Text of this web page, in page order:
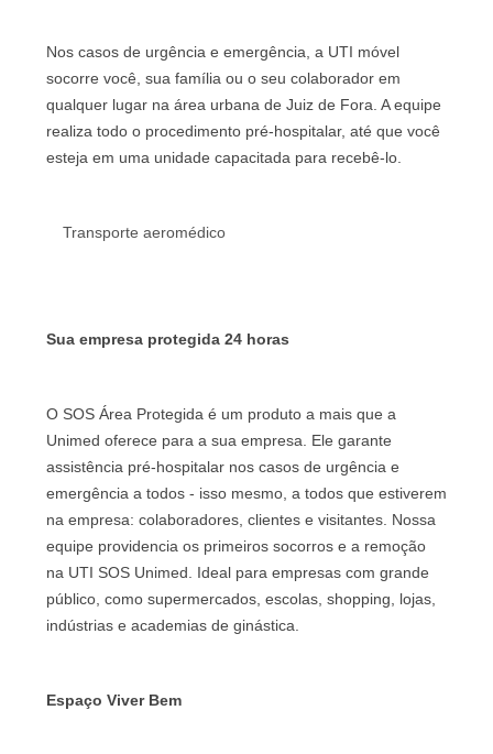
Nos casos de urgência e emergência, a UTI móvel
socorre você, sua família ou o seu colaborador em
qualquer lugar na área urbana de Juiz de Fora. A equipe
realiza todo o procedimento pré-hospitalar, até que você
esteja em uma unidade capacitada para recebê-lo.
Transporte aeromédico
Sua empresa protegida 24 horas
O SOS Área Protegida é um produto a mais que a
Unimed oferece para a sua empresa. Ele garante
assistência pré-hospitalar nos casos de urgência e
emergência a todos - isso mesmo, a todos que estiverem
na empresa: colaboradores, clientes e visitantes. Nossa
equipe providencia os primeiros socorros e a remoção
na UTI SOS Unimed. Ideal para empresas com grande
público, como supermercados, escolas, shopping, lojas,
indústrias e academias de ginástica.
Espaço Viver Bem